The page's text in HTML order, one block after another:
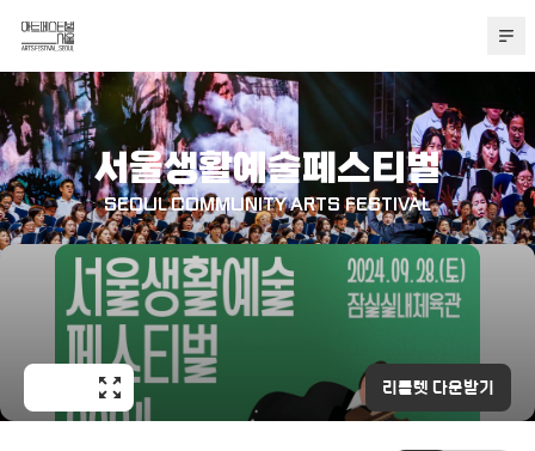
본문 바로가기
리플렛 다운받기
서울생활예술페스티벌
SEOUL COMMUNITY ARTS FESTIVAL